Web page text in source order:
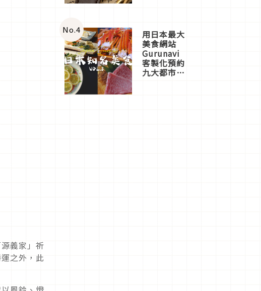
義家」祈
之外，此
No.4 用日本最大
美食網站
Gurunavi
客製化預約
九大都市餐